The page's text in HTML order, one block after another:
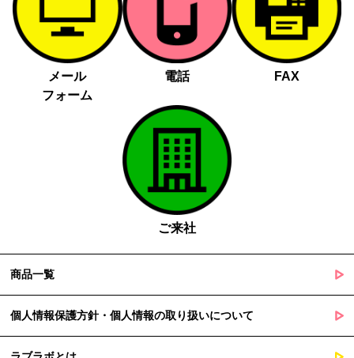
無く第三者に提供することはありません。
法令に基づく場合
人の生命、身体又は財産の保護にために必要がある場合であっ
て、本人の同意を得る事が困難であるとき
公衆衛生の向上又は児童の健全な育成の推進のために特に必要
がある場合であって、本人の同意を得る事が困難であるとき
国の機関若しくは地方公共団体又はその委託を受けた者が法令
の定める事務を遂行することに対して協力する必要がある場合
であって、本人の同意を得ることによって当該事務の遂行に支
障を及ぼすおそれがあるとき
当社は個人情報の取扱業務の全部または一部を外部に業務委託する
その際、弊社は、個人情報を適切に保護できる管理体制を敷き実行
していることを条件として委託先を厳選したうえで、機密保持契約
を委託先と締結し、お客様の個人情報を厳密に管理させます。
メール
フォーム
電話 FAX
ご来社
商品一覧
個人情報保護方針・個人情報の取り扱いについて